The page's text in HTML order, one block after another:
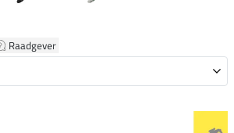
Raadgever